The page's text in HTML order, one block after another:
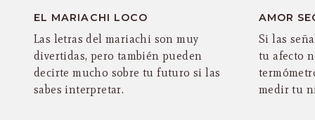
EL MARIACHI LOCO
Las letras del mariachi son muy
divertidas, pero también pueden
decirte mucho sobre tu futuro si las
sabes interpretar.
AMOR
Si las
tu afecto
medir tu